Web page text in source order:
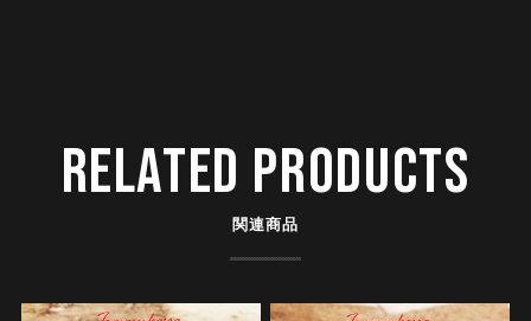
RELATED PRODUCTS
関連商品